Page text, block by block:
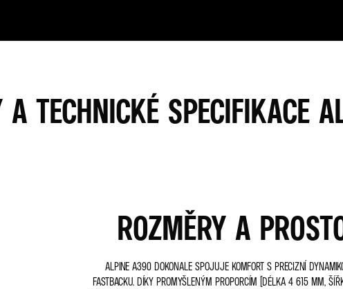
A TECHNICKÉ SPECIFIKACE
ROZMĚRY A
ALPINE A390 DOKONALE SPOJUJE KOMFORT S PRECIZNÍ
FASTBACKU. DÍKY PROMYŠLENÝM PROPORCÍM (DÉLKA 4 615 MM,